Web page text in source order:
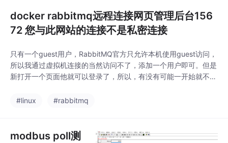
自己的修改内容和别人
的修改内容是否准确，
最后在打开的冲突文件
我在vs2022中推送了更
改的分支内容之后，到t
fs自动化拉取请求这里
动合并。重建分支，拉
docker rabbitmq远程连接网页管理后台156
72 您与此网站的连接不是私密连接
只有一个guest用户，RabbitMQ官方只允许本机使用guest访问，
所以我通过虚拟机连接的当然访问不了，添加一个用户即可。但是
新打开一个页面他就可以登录了，所以，有没有可能一开始就不用
创建账号之后，我在原有登录弹窗的页面上不管是用guest 还是ad
#linux #rabbitmq
modbus poll测